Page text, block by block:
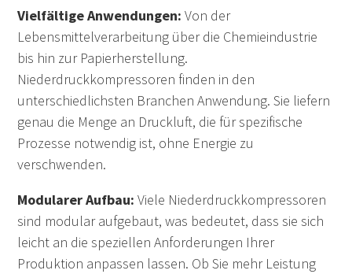
Vielfältige Anwendungen: Von der
Lebensmittelverarbeitung über die Chemieindustrie
bis hin zur Papierherstellung.
Niederdruckkompressoren finden in den
unterschiedlichsten Branchen Anwendung. Sie liefern
genau die Menge an Druckluft, die für spezifische
Prozesse notwendig ist, ohne Energie zu
verschwenden.
Modularer Aufbau: Viele Niederdruckkompressoren
sind modular aufgebaut, was bedeutet, dass sie sich
leicht an die speziellen Anforderungen Ihrer
Produktion anpassen lassen. Ob Sie mehr Leistung